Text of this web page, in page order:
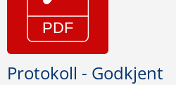
Protokoll - Godkjent